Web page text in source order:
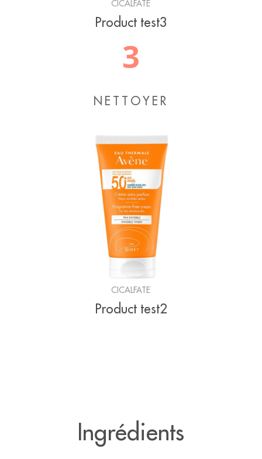
CICALFATE
Product test3
3
NETTOYER
CICALFATE
Product test2
Ingrédients